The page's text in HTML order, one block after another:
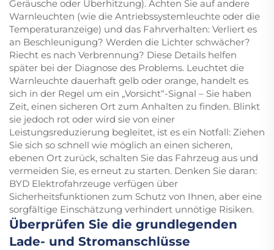
Geräusche oder Überhitzung). Achten Sie auf andere
Warnleuchten (wie die Antriebssystemleuchte oder die
Temperaturanzeige) und das Fahrverhalten: Verliert es
an Beschleunigung? Werden die Lichter schwächer?
Riecht es nach Verbrennung? Diese Details helfen
später bei der Diagnose des Problems. Leuchtet die
Warnleuchte dauerhaft gelb oder orange, handelt es
sich in der Regel um ein „Vorsicht“-Signal – Sie haben
Zeit, einen sicheren Ort zum Anhalten zu finden. Blinkt
sie jedoch rot oder wird sie von einer
Leistungsreduzierung begleitet, ist es ein Notfall: Ziehen
Sie sich so schnell wie möglich an einen sicheren,
ebenen Ort zurück, schalten Sie das Fahrzeug aus und
vermeiden Sie, es erneut zu starten. Denken Sie daran:
BYD Elektrofahrzeuge verfügen über
Sicherheitsfunktionen zum Schutz von Ihnen, aber eine
sorgfältige Einschätzung verhindert unnötige Risiken.
Überprüfen Sie die grundlegenden
Lade- und Stromanschlüsse